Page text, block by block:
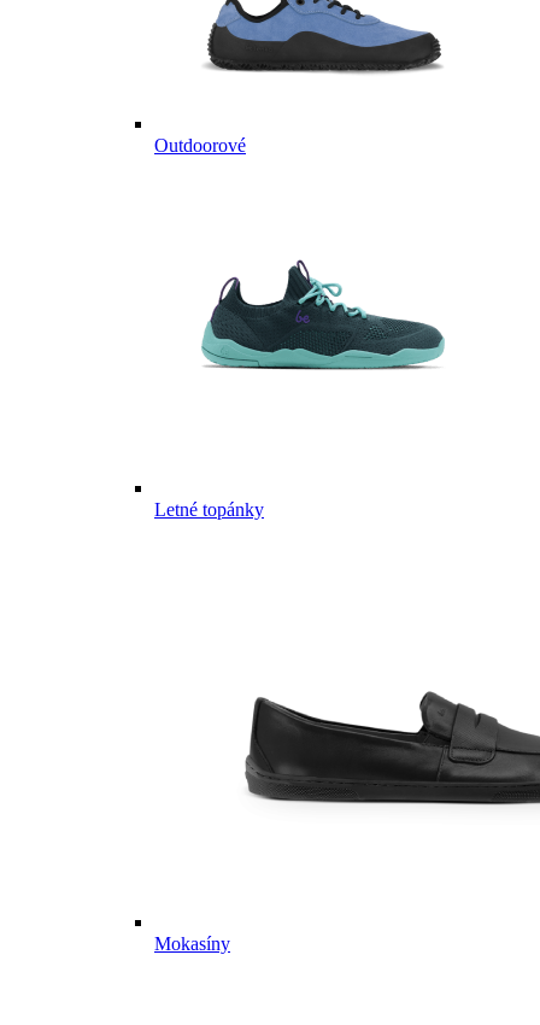
Outdoorové
Letné topánky
Mokasíny